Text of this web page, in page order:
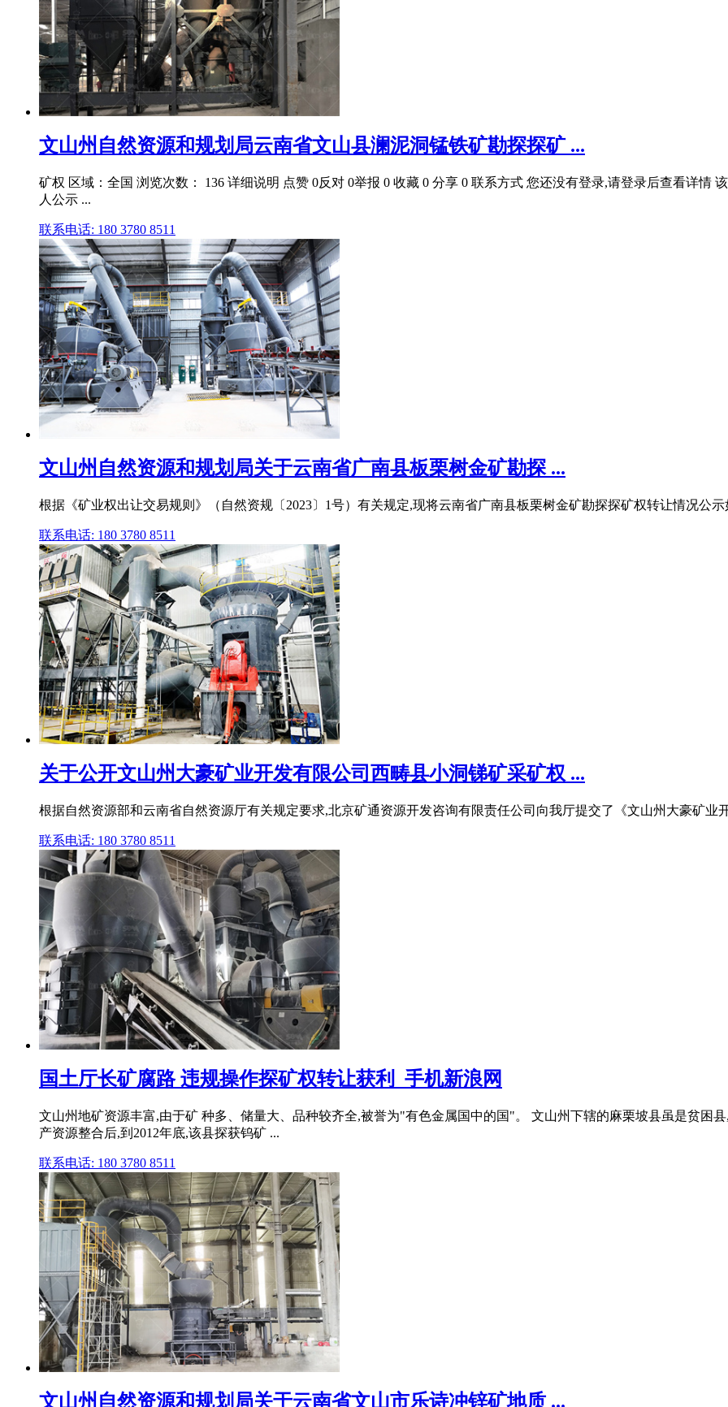
文山州自然资源和规划局云南省文山县澜泥洞锰铁矿勘探探矿 ...
矿权 区域：全国 浏览次数： 136 详细说明 点赞 0反对 0举报 0 收藏 0 分享 0 联系方式 您还没有登录,请登录后查看详情
人公示 ...
联系电话: 180 3780 8511
文山州自然资源和规划局关于云南省广南县板栗树金矿勘探 ...
根据《矿业权出让交易规则》（自然资规〔2023〕1号）有关规定,现将云南省广南县板栗树金矿勘探探矿权转让情况公示
联系电话: 180 3780 8511
关于公开文山州大豪矿业开发有限公司西畴县小洞锑矿采矿权 ...
根据自然资源部和云南省自然资源厅有关规定要求,北京矿通资源开发咨询有限责任公司向我厅提交了《文山州大豪矿业
联系电话: 180 3780 8511
国土厅长矿腐路 违规操作探矿权转让获利_手机新浪网
文山州地矿资源丰富,由于矿 种多、储量大、品种较齐全,被誉为"有色金属国中的国"。 文山州下辖的麻栗坡县虽是贫困
产资源整合后,到2012年底,该县探获钨矿 ...
联系电话: 180 3780 8511
文山州自然资源和规划局关于云南省文山市乐诗冲锌矿地质 ...